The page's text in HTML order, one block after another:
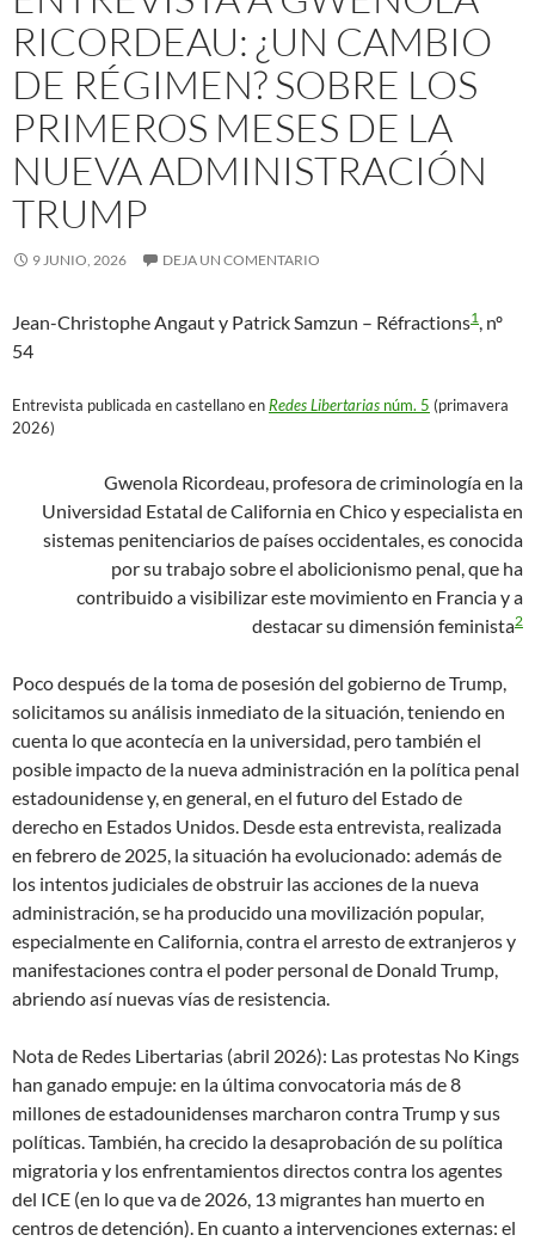
RICORDEAU: ¿UN CAMBIO
DE RÉGIMEN? SOBRE LOS
PRIMEROS MESES DE LA
NUEVA ADMINISTRACIÓN
TRUMP
9 JUNIO, 2026 DEJA UN COMENTARIO
Jean-Christophe Angaut y Patrick Samzun – Réfractions1, nº
54
Entrevista publicada en castellano enRedes Libertarias núm. 5 (primavera
2026)
Gwenola Ricordeau, profesora de criminología en la
Universidad Estatal de California en Chico y especialista en
sistemas penitenciarios de países occidentales, es conocida
por su trabajo sobre el abolicionismo penal, que ha
contribuido a visibilizar este movimiento en Francia y a
destacar su dimensión feminista2
Poco después de la toma de posesión del gobierno de Trump,
solicitamos su análisis inmediato de la situación, teniendo en
cuenta lo que acontecía en la universidad, pero también el
posible impacto de la nueva administración en la política penal
estadounidense y, en general, en el futuro del Estado de
derecho en Estados Unidos. Desde esta entrevista, realizada
en febrero de 2025, la situación ha evolucionado: además de
los intentos judiciales de obstruir las acciones de la nueva
administración, se ha producido una movilización popular,
especialmente en California, contra el arresto de extranjeros y
manifestaciones contra el poder personal de Donald Trump,
abriendo así nuevas vías de resistencia.
Nota de Redes Libertarias (abril 2026): Las protestas No Kings
han ganado empuje: en la última convocatoria más de 8
millones de estadounidenses marcharon contra Trump y sus
políticas. También, ha crecido la desaprobación de su política
migratoria y los enfrentamientos directos contra los agentes
del ICE (en lo que va de 2026, 13 migrantes han muerto en
centros de detención). En cuanto a intervenciones externas: el